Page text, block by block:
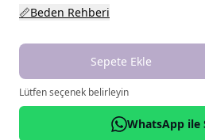
📏Beden Rehberi
Sepete Ekle
Lütfen seçenek belirleyin
WhatsApp ile